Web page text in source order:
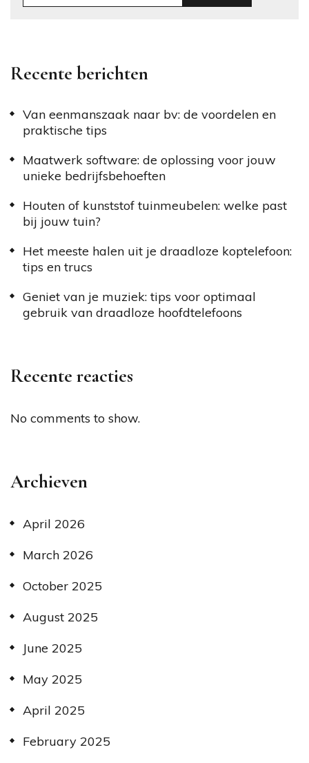
Recente berichten
Van eenmanszaak naar bv: de voordelen en
praktische tips
Maatwerk software: de oplossing voor jouw
unieke bedrijfsbehoeften
Houten of kunststof tuinmeubelen: welke past
bij jouw tuin?
Het meeste halen uit je draadloze koptelefoon:
tips en trucs
Geniet van je muziek: tips voor optimaal
gebruik van draadloze hoofdtelefoons
Recente reacties
No comments to show.
Archieven
April 2026
March 2026
October 2025
August 2025
June 2025
May 2025
April 2025
February 2025